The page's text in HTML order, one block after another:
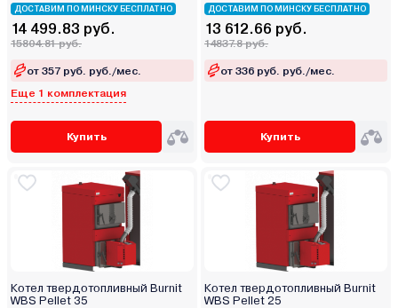
ДОСТАВИМ ПО МИНСКУ БЕСПЛАТНО
14 499.83 руб.
15804.81 руб.
от 357 руб. руб./мес.
Еще 1 комплектация
Купить
ДОСТАВИМ ПО МИНСКУ БЕСПЛАТНО
13 612.66 руб.
14837.8 руб.
от 336 руб. руб./мес.
Купить
Котел твердотопливный Burnit
WBS Pellet 35
Котел твердотопливный Burnit
WBS Pellet 25